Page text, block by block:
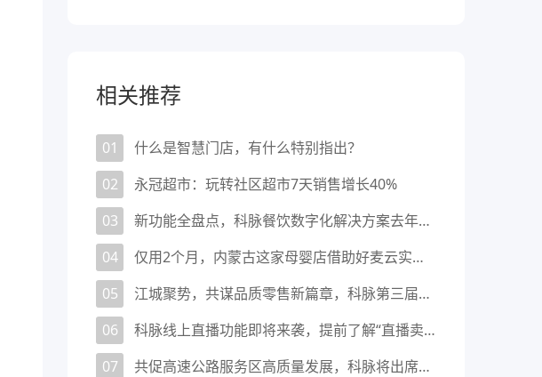
相关推荐
01
什么是智慧门店，有什么特别指出？
02
永冠超市：玩转社区超市7天销售增长40%
03
新功能全盘点，科脉餐饮数字化解决方案去年做了这些重磅升级！
04
仅用2个月，内蒙古这家母婴店借助好麦云实现全新蜕变！
05
江城聚势，共谋品质零售新篇章，科脉第三届用户大会圆满落幕！
06
科脉线上直播功能即将来袭，提前了解“直播卖货”！
07
共促高速公路服务区高质量发展，科脉将出席第十六届中国高速公路服务区管理年会